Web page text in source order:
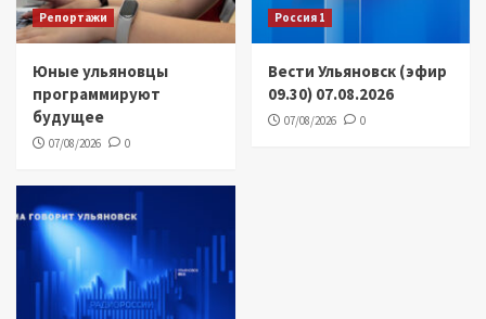
Репортажи
Юные ульяновцы
программируют
будущее
07/08/2026 0
Россия 1
Вести Ульяновск (эфир
09.30) 07.08.2026
07/08/2026 0